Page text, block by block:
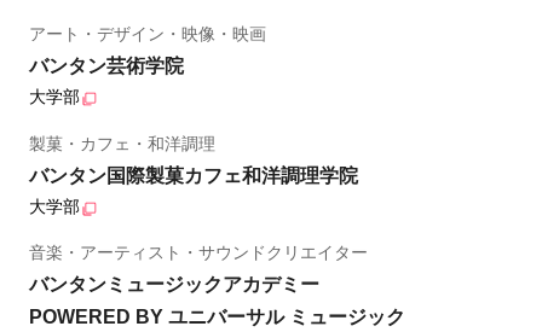
アート・デザイン・映像・映画
バンタン芸術学院
大学部
製菓・カフェ・和洋調理
バンタン国際製菓カフェ和洋調理学院
大学部
音楽・アーティスト・サウンドクリエイター
バンタンミュージックアカデミー
POWERED BY ユニバーサル ミュージック